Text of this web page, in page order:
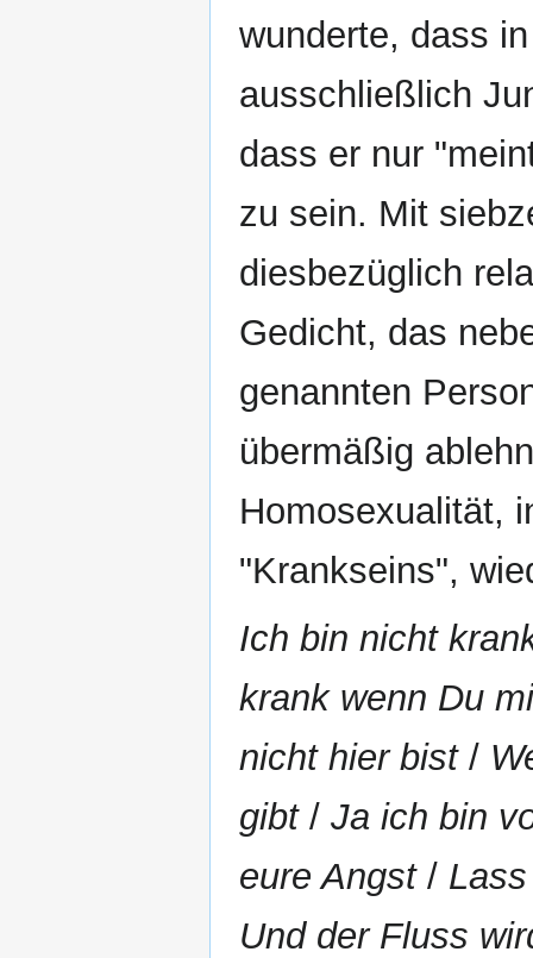
wunderte, dass
ausschließlich
dass er nur
zu sein. Mit
diesbezüglich
Gedicht, das
genannten
übermäßig
Homosexualität,
"Krankseins",
Ich bin nicht
krank wenn Du
nicht hier bist/
gibt/ Ja ich bin
eure Angst/
Und der Fluss